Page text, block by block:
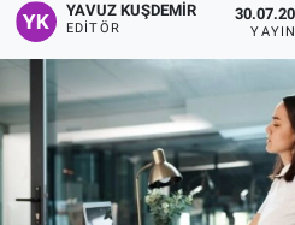
YAVUZ KUŞDEMIR
EDITÖR
Son Dakika
Spor
Uşak Haberleri